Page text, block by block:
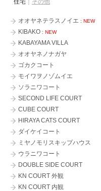
住宅 その他
オオヤネテラスノイエ : NEW
KIBAKO : NEW
KABAYAMA VILLA
オオヤネノナガヤ
ゴカクコート
モイワヲノゾムイエ
ソラニワコート
SECOND LIFE COURT
CUBE COURT
HIRAYA CATS COURT
ダイケイコート
ミヤノモリスキップハウス
ウラニワコート
DOUBLE SIDE COURT
KN COURT 外観
KN COURT 内観